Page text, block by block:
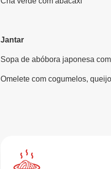
Jantar
Sopa de abóbora japonesa
Omelete com cogumelos,